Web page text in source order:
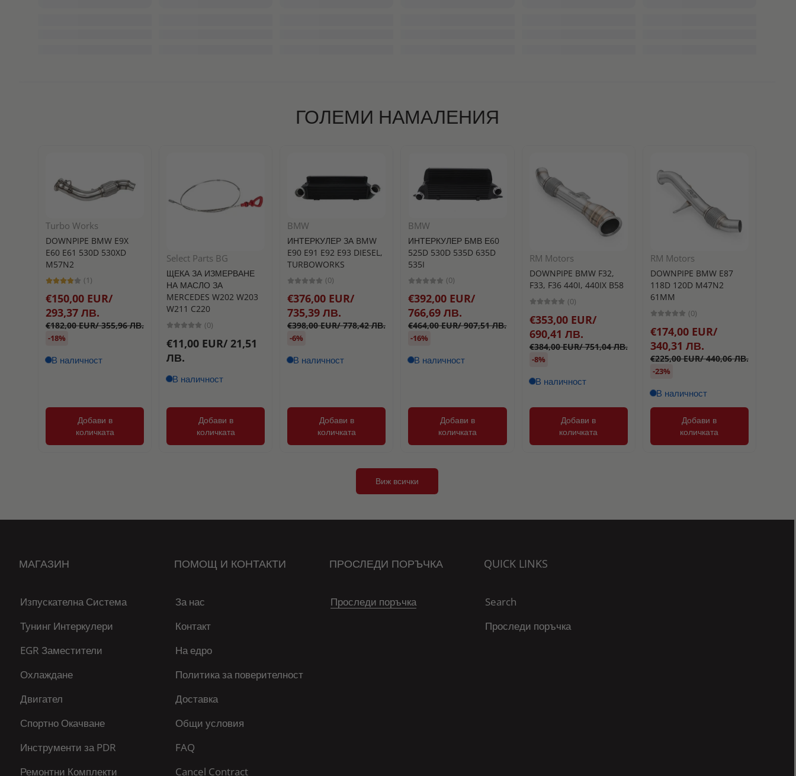
ГОЛЕМИ НАМАЛЕНИЯ
Turbo Works
DOWNPIPE BMW E9X
E60 E61 530D 530XD
M57N2
(1)
€150,00 EUR/
293,37 ЛВ.
€182,00 EUR/ 355,96 ЛВ.
-18%
В наличност
Добави в
количката
Select Parts BG
ЩЕКА ЗА ИЗМЕРВАНЕ
НА МАСЛО ЗА
MERCEDES W202 W203
W211 C220
(0)
€11,00 EUR/ 21,51
ЛВ.
В наличност
Добави в
количката
BMW
ИНТЕРКУЛЕР ЗА BMW
E90 E91 E92 E93 DIESEL,
TURBOWORKS
(0)
€376,00 EUR/
735,39 ЛВ.
€398,00 EUR/ 778,42 ЛВ.
-6%
В наличност
Добави в
количката
BMW
ИНТЕРКУЛЕР БМВ Е60
525D 530D 535D 635D
535I
(0)
€392,00 EUR/
766,69 ЛВ.
€464,00 EUR/ 907,51 ЛВ.
-16%
В наличност
Добави в
количката
RM Motors
DOWNPIPE BMW F32,
F33, F36 440I, 440IX B58
(0)
€353,00 EUR/
690,41 ЛВ.
€384,00 EUR/ 751,04 ЛВ.
-8%
В наличност
Добави в
количката
RM Motors
DOWNPIPE BMW E87
118D 120D M47N2
61MM
(0)
€174,00 EUR/
340,31 ЛВ.
€225,00 EUR/ 440,06 ЛВ.
-23%
В наличност
Добави в
количката
Виж всички
МАГАЗИН
Изпускателна Система
Тунинг Интеркулери
EGR Заместители
Охлаждане
Двигател
Спортно Окачване
Инструменти за PDR
Ремонтни Комплекти
ПОМОЩ И КОНТАКТИ
За нас
Контакт
На едро
Политика за поверителност
Доставка
Общи условия
FAQ
Cancel Contract
ПРОСЛЕДИ ПОРЪЧКА
Проследи поръчка
QUICK LINKS
Search
Проследи поръчка